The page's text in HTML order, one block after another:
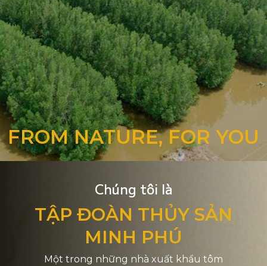
FROM NATURE, FOR YOU
Chúng tôi là
TẬP ĐOÀN THỦY SẢN
MINH PHÚ
Một trong những nhà xuất khẩu tôm